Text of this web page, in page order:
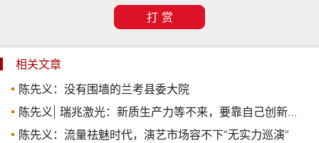
打 赏
相关文章
陈先义：没有围墙的兰考县委大院
陈先义| 瑞兆激光：新质生产力等不来，要靠自己创新和奋斗
陈先义：流量祛魅时代，演艺市场容不下“无实力巡演”